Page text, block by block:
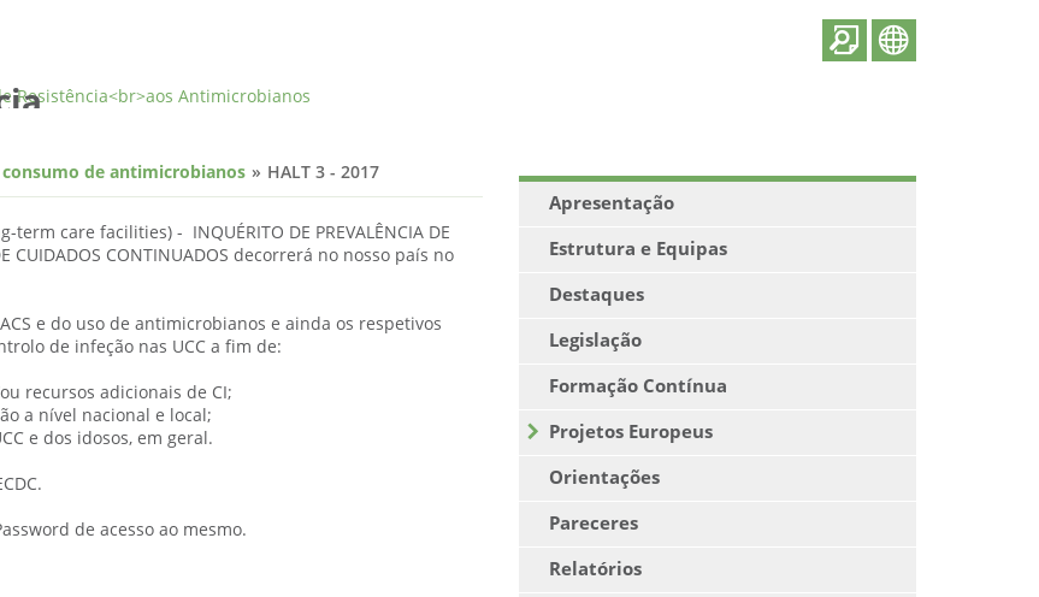
de antimicrobianos
HALT 3 - 2017
term care facilities) - INQUÉRITO DE PREVALÊNCIA DE
CUIDADOS CONTINUADOS decorrerá no nosso país no
e do uso de antimicrobianos e ainda os respetivos
de infeção nas UCC a fim de:
recursos adicionais de CI;
a nível nacional e local;
e dos idosos, em geral.
de acesso ao mesmo.
Apresentação
Estrutura e Equipas
Destaques
Legislação
Formação Contínua
Projetos Europeus
Orientações
Pareceres
Relatórios